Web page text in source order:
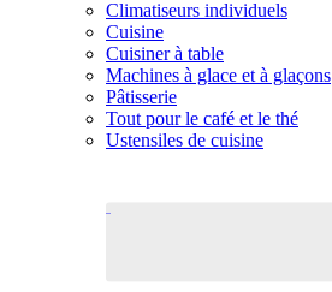
Climatiseurs individuels
Cuisine
Cuisiner à table
Machines à glace et à glaçons
Pâtisserie
Tout pour le café et le thé
Ustensiles de cuisine